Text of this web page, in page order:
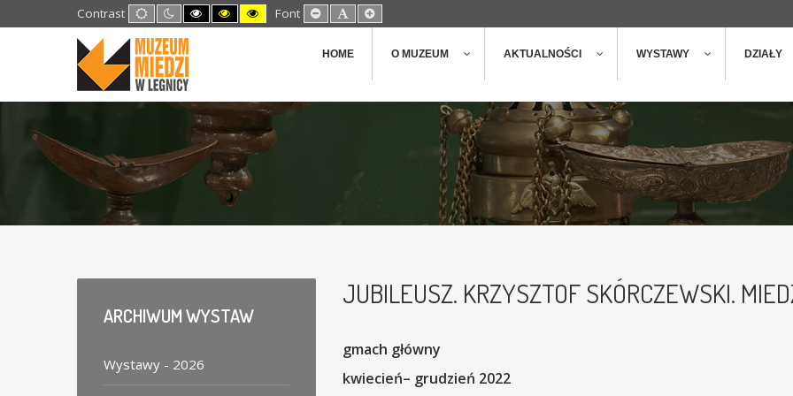
Contrast Default
mode
Night
mode
High
Contrast
High
Contrast
High
Contrast
Font Set
Smaller
Set
Default
Set
Larger
HOME O MUZEUM AKTUALNOŚCI WYSTAWY DZIAŁY
JUBILEUSZ. KRZYSZTOF SKÓRCZEWSKI.
gmach główny
kwiecień– grudzień 2022
ARCHIWUMWYSTAW
Wystawy - 2026